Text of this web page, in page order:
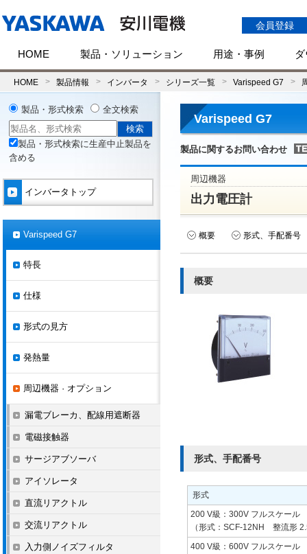
会員登録
HOME 製品・ソリューション 用途・事例
HOME 製品情報 インバータ シリーズ一覧 Varispeed G7
Varispeed G7
製品に関するお問い合わせ
周辺機器
出力電圧計
概要 形式、手配番号
概要
形式、手配番号
形式
200 V級：300V フルスケール
（形式：SCF-12NH 整流形
400 V級：600V フルスケール
製品・形式検索 全文検索
製品・形式検索に生産中止製品を
含める
インバータトップ
Varispeed G7
特長
仕様
形式の見方
発熱量
周辺機器 · オプション
漏電ブレーカ、配線用遮断器
電磁接触器
サージアブソーバ
アイソレータ
直流リアクトル
交流リアクトル
入力側ノイズフィルタ